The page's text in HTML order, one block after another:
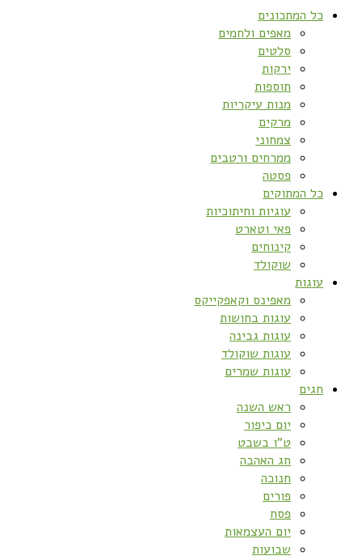
כל המתכונים
מאפים ולחמים
סלטים
ירקות
תוספות
מנות עיקריות
מרקים
צמחוני
ממרחים ורטבים
פסטה
כל המתוקים
עוגיות וחיתוכיות
פאי וטארט
קינוחים
שוקולד
עוגות
מאפינס וקאפקייקס
עוגות בחושות
עוגות גבינה
עוגות שוקולד
עוגות שמרים
חגים
ראש השנה
יום כיפור
ט”ו בשבט
חג האהבה
חנוכה
פורים
פסח
יום העצמאות
שבועות